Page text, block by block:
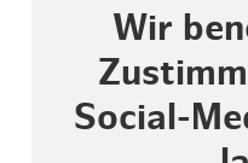
Wir
Social-